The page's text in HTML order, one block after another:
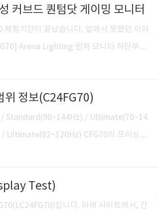
모드로 봇 잡다보니 시간이 훅 가네요. ㅎㅎ
겨졌습니다. C:\Program Files (x86)\Ste
커브드 퀀텀닷 게이밍 모니터
험기간이 끝났습니다. 앞에서 못했던 이야
Arena Lighting 먼저 모니터 하단부에
소리를 출력할 일 없어, 소리에 감응한다는
어우러져 꽤나 만족스럽습니다. +16110
시연결 해두었을 때 쓸모가 있겠네요. XL2
있습니다. 유용히 사용..
정보(C24FG70)
/ Standard(90~144Hz) / Ultimate(70~14
CFG70의 프리싱크
en-us/innovations/software-te
이 테스트(Display Test) C34F791 / C24
Test)
입니다. 아래 사이트에서, 간